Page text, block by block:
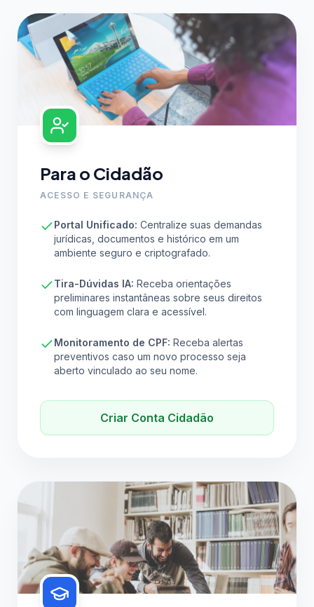
Para o Cidadão
ACESSO E SEGURANÇA
Portal Unificado: Centralize suas demandas
jurídicas, documentos e histórico em um
ambiente seguro e criptografado.
Tira-Dúvidas IA: Receba orientações
preliminares instantâneas sobre seus direitos
com linguagem clara e acessível.
Monitoramento de CPF: Receba alertas
preventivos caso um novo processo seja
aberto vinculado ao seu nome.
Criar Conta Cidadão